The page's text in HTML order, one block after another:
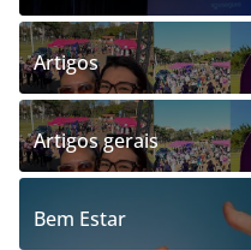
Artigos
Artigos gerais
Bem Estar